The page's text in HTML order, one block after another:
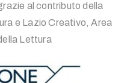
al contributo della
e Lazio Creativo, Area
Lettura